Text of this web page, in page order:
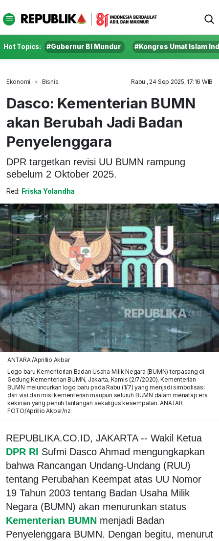
Hot Topics: #Gubernur BI Mundur #Kongres Umat Islam
Ekonomi Bisnis Rabu , 24 Sep 2025, 17:16 WIB
Dasco: Kementerian BUMN
akan Berubah Jadi Badan
Penyelenggara
DPR targetkan revisi UU BUMN rampung
sebelum 2 Oktober 2025.
Red: Friska Yolandha
ANTARA /Aprillio Akbar
Logo baru Kementerian Badan Usaha Milik Negara (BUMN) terpasang di
Gedung Kementerian BUMN, Jakarta, Kamis (2/7/2020). Kementerian
BUMN meluncurkan logo baru pada Rabu (1/7) yang menjadi simbolisasi
dari visi dan misi kementerian maupun seluruh BUMN dalam menatap era
kekinian yang penuh tantangan sekaligus kesempatan. ANATAR
FOTO/Aprillio Akbar/nz
REPUBLIKA.CO.ID, JAKARTA -- Wakil Ketua
DPR RI Sufmi Dasco Ahmad mengungkapkan
bahwa Rancangan Undang-Undang (RUU)
tentang Perubahan Keempat atas UU Nomor
19 Tahun 2003 tentang Badan Usaha Milik
Negara (BUMN) akan menurunkan status
Kementerian BUMN menjadi Badan
Penyelenggara BUMN. Dengan begitu, menurut